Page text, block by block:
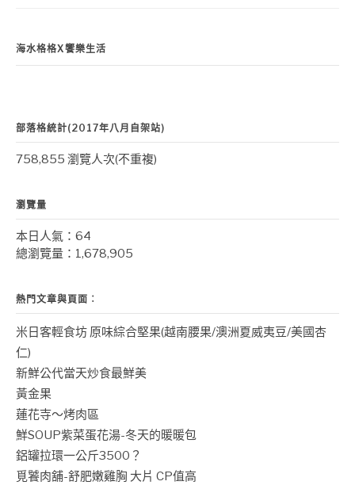
海水格格X饗樂生活
部落格統計(2017年八月自架站)
758,855 瀏覽人次(不重複)
瀏覽量
本日人氣：64
總瀏覽量：1,678,905
熱門文章與頁面︰
米日客輕食坊 原味綜合堅果(越南腰果/澳洲夏威夷豆/美國杏
仁)
新鮮公代當天炒食最鮮美
黃金果
蓮花寺～烤肉區
鮮SOUP紫菜蛋花湯-冬天的暖暖包
鋁罐拉環一公斤3500？
覓饕肉舖-舒肥嫩雞胸 大片 CP值高